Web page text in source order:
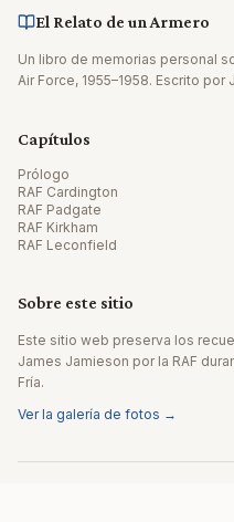
El Relato de un Armero
Un libro de memorias personal
Air Force, 1955–1958. Escrito por
Capítulos
Prólogo
RAF Cardington
RAF Padgate
RAF Kirkham
RAF Leconfield
Sobre este sitio
Este sitio web preserva los
James Jamieson por la RAF
Fría.
Ver la galería de fotos →